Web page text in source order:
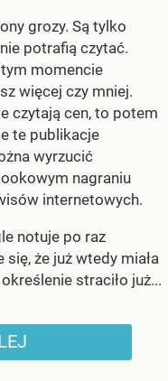
grozy. Są tylko
potrafią czytać.
momencie
więcej czy mniej.
czytają cen, to potem
te publikacje
wyrzucić
nagraniu
internetowych.
notuje po raz
że już wtedy miała
straciło już...